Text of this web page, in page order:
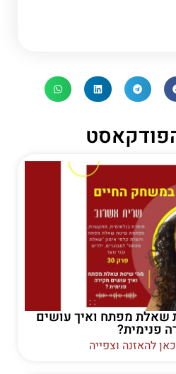
שאלת מפתח ואיך עושים
פנימית?
להאזנה וצפייה